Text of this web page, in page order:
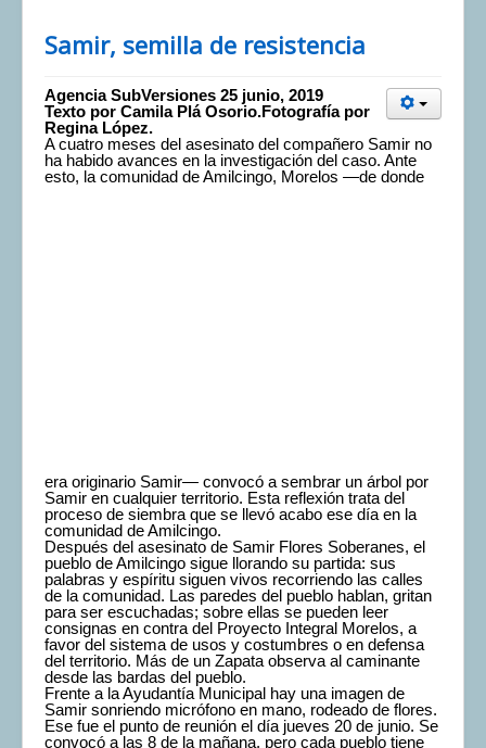
Samir, semilla de resistencia
Agencia SubVersiones 25 junio, 2019
Texto por Camila Plá Osorio.Fotografía por
Regina López.
A cuatro meses del asesinato del compañero Samir no
ha habido avances en la investigación del caso. Ante
esto, la comunidad de Amilcingo, Morelos —de donde
era originario Samir— convocó a sembrar un árbol por
Samir en cualquier territorio. Esta reflexión trata del
proceso de siembra que se llevó acabo ese día en la
comunidad de Amilcingo.
Después del asesinato de Samir Flores Soberanes, el
pueblo de Amilcingo sigue llorando su partida: sus
palabras y espíritu siguen vivos recorriendo las calles
de la comunidad. Las paredes del pueblo hablan, gritan
para ser escuchadas; sobre ellas se pueden leer
consignas en contra del Proyecto Integral Morelos, a
favor del sistema de usos y costumbres o en defensa
del territorio. Más de un Zapata observa al caminante
desde las bardas del pueblo.
Frente a la Ayudantía Municipal hay una imagen de
Samir sonriendo micrófono en mano, rodeado de flores.
Ese fue el punto de reunión el día jueves 20 de junio. Se
convocó a las 8 de la mañana, pero cada pueblo tiene